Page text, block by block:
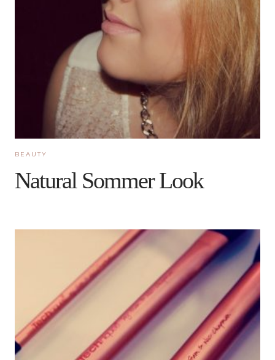
BEAUTY
Natural Sommer Look